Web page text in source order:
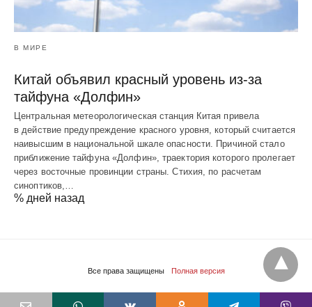
В МИРЕ
Китай объявил красный уровень из-за
тайфуна «Долфин»
Центральная метеорологическая станция Китая привела
в действие предупреждение красного уровня, который считается
наивысшим в национальной шкале опасности. Причиной стало
приближение тайфуна «Долфин», траектория которого пролегает
через восточные провинции страны. Стихия, по расчетам
синоптиков,…
% дней назад
Все права защищены Полная версия